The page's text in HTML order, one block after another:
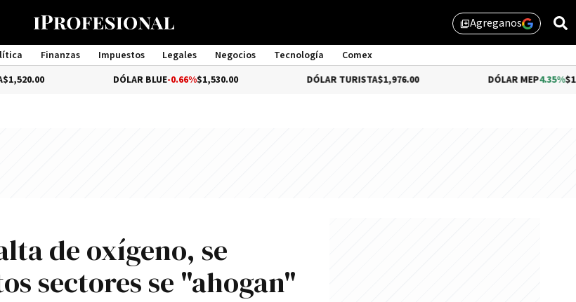
library_addAgreganos
Finanzas Impuestos Legales Negocios Tecnología
Comex
Management
-0.66%$1,530.00 DÓLAR TURISTA$1,976.00 4.35%$1,579.46
de oxígeno, se
sectores se "ahogan"